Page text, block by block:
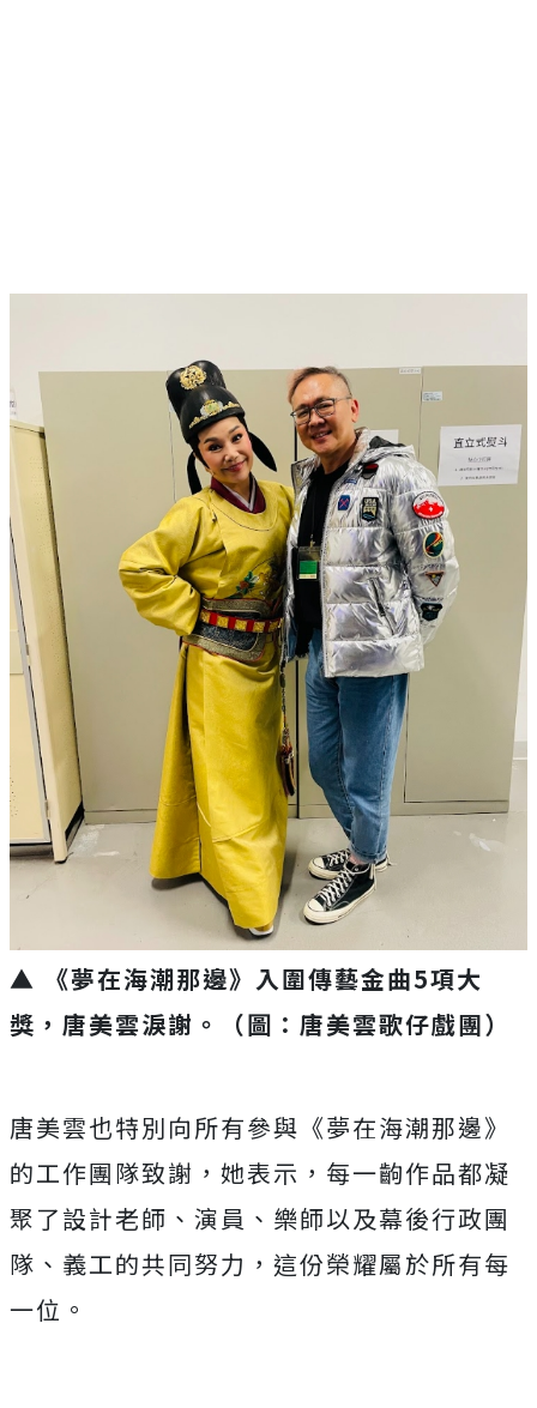
▲ 《夢在海潮那邊》入圍傳藝金曲5項大
獎，唐美雲淚謝。（圖：唐美雲歌仔戲團）
唐美雲也特別向所有參與《夢在海潮那邊》
的工作團隊致謝，她表示，每一齣作品都凝
聚了設計老師、演員、樂師以及幕後行政團
隊、義工的共同努力，這份榮耀屬於所有每
一位。